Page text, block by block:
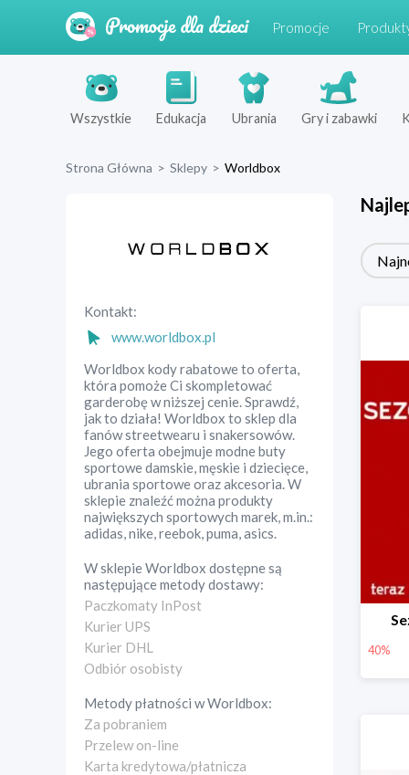
Promocje
Wszystkie Edukacja Ubrania Gry i zabawki
Strona Główna > Sklepy > Worldbox
Kontakt:
www.worldbox.pl
Worldbox kody rabatowe to oferta,
która pomoże Ci skompletować
garderobę w niższej cenie. Sprawdź,
jak to działa! Worldbox to sklep dla
fanów streetwearu i snakersowów.
Jego oferta obejmuje modne buty
sportowe damskie, męskie i dziecięce,
ubrania sportowe oraz akcesoria. W
sklepie znaleźć można produkty
największych sportowych marek, m.in.:
adidas, nike, reebok, puma, asics.
W sklepieWorldbox dostępne są
następujące metody dostawy:
Paczkomaty InPost
Kurier UPS
Kurier DHL
Odbiór osobisty
Metody płatności wWorldbox:
Za pobraniem
Przelew on-line
Karta kredytowa/płatnicza
40%